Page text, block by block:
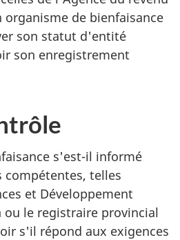
organisme de bienfaisance
son statut d'entité
son enregistrement
s'est-il informé
compétentes, telles
et Développement
ou le registraire provincial
s'il répond aux exigences